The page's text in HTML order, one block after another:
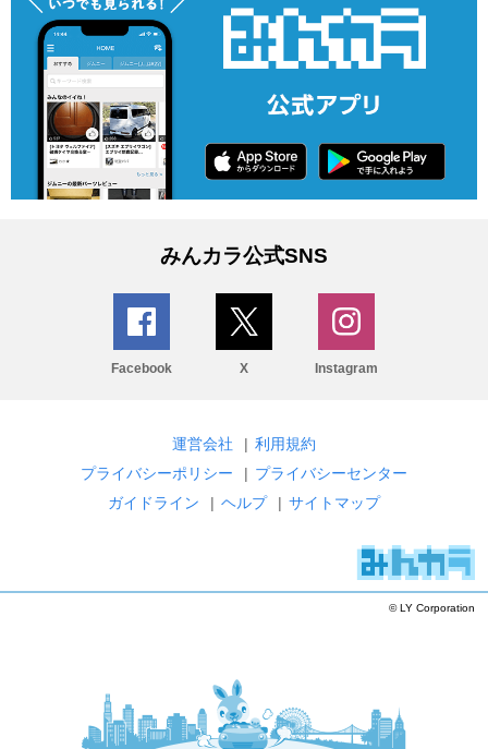
みんカラ公式SNS
Facebook X Instagram
運営会社 | 利用規約
プライバシーポリシー
| プライバシーセンター
ガイドライン
| ヘルプ | サイトマップ
© LY Corporation